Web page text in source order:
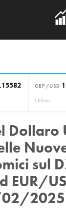
GBP/USD
Chiuso
Dollaro
sul
EUR/